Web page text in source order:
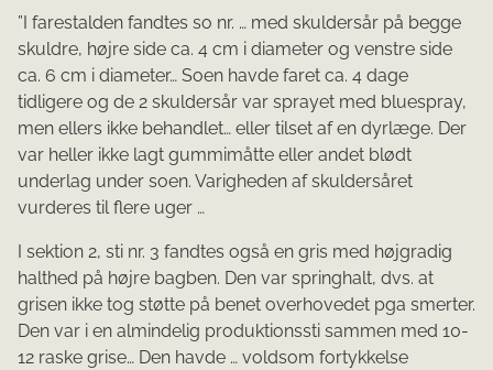
”I farestalden fandtes so nr. … med skuldersår på begge
skuldre, højre side ca. 4 cm i diameter og venstre side
ca. 6 cm i diameter… Soen havde faret ca. 4 dage
tidligere og de 2 skuldersår var sprayet med bluespray,
men ellers ikke behandlet… eller tilset af en dyrlæge. Der
var heller ikke lagt gummimåtte eller andet blødt
underlag under soen. Varigheden af skuldersåret
vurderes til flere uger …
I sektion 2, sti nr. 3 fandtes også en gris med højgradig
halthed på højre bagben. Den var springhalt, dvs. at
grisen ikke tog støtte på benet overhovedet pga smerter.
Den var i en almindelig produktionssti sammen med 10-
12 raske grise… Den havde … voldsom fortykkelse